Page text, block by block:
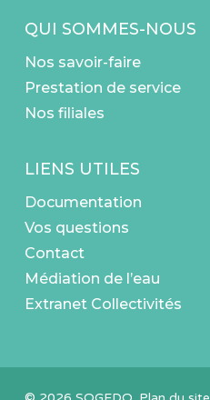
QUI SOMMES-NOUS
Nos savoir-faire
Prestation de service
Nos filiales
LIENS UTILES
Documentation
Vos questions
Contact
Médiation de l’eau
Extranet Collectivités